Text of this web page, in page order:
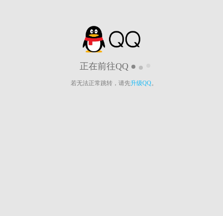
正在前往QQ
若无法正常跳转，请先升级QQ。